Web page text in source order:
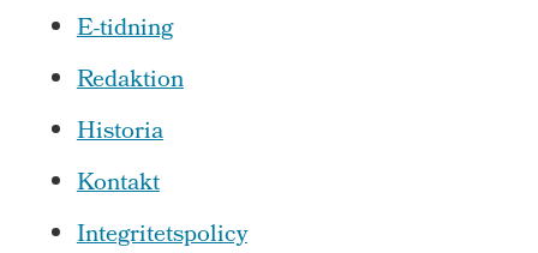
E-tidning
Redaktion
Historia
Kontakt
Integritetspolicy